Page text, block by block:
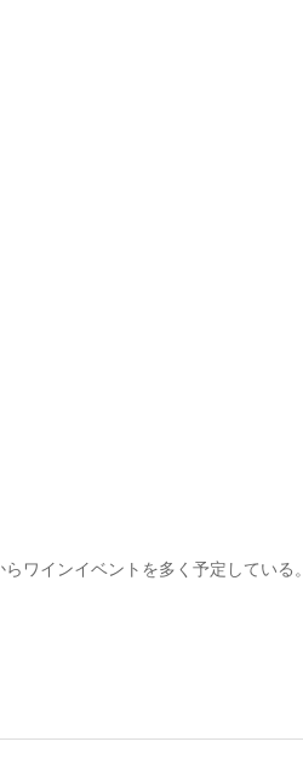
ワインイベントを多く予定している。